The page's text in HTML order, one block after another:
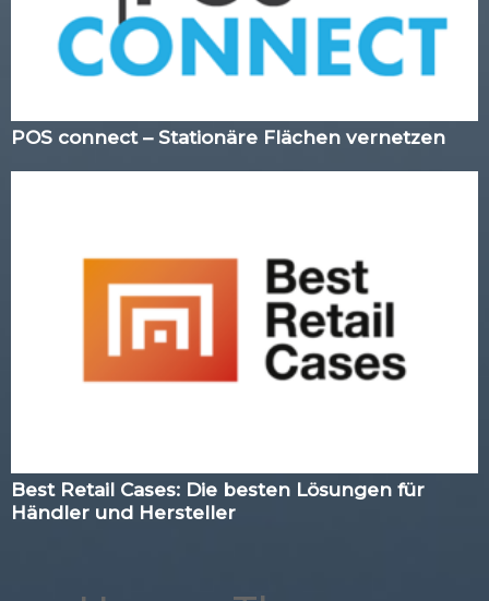
POS connect – Stationäre Flächen vernetzen
Best Retail Cases: Die besten Lösungen für
Händler und Hersteller